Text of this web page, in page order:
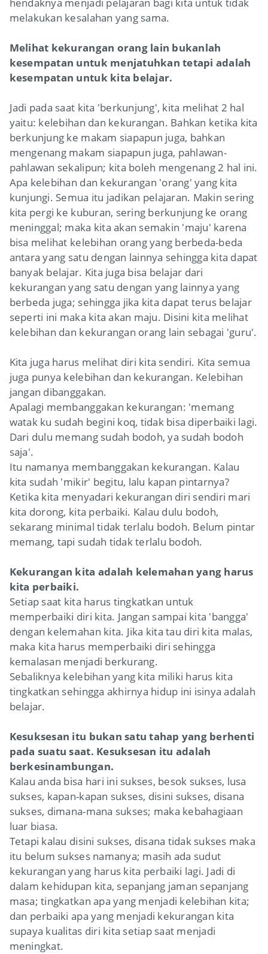
hendaknya menjadi pelajaran bagi kita untuk tidak
melakukan kesalahan yang sama.
Melihat kekurangan orang lain bukanlah
kesempatan untuk menjatuhkan tetapi adalah
kesempatan untuk kita belajar.
Jadi pada saat kita 'berkunjung', kita melihat 2 hal
yaitu: kelebihan dan kekurangan. Bahkan ketika kita
berkunjung ke makam siapapun juga, bahkan
mengenang makam siapapun juga, pahlawan-
pahlawan sekalipun; kita boleh mengenang 2 hal ini.
Apa kelebihan dan kekurangan 'orang' yang kita
kunjungi. Semua itu jadikan pelajaran. Makin sering
kita pergi ke kuburan, sering berkunjung ke orang
meninggal; maka kita akan semakin 'maju' karena
bisa melihat kelebihan orang yang berbeda-beda
antara yang satu dengan lainnya sehingga kita dapat
banyak belajar. Kita juga bisa belajar dari
kekurangan yang satu dengan yang lainnya yang
berbeda juga; sehingga jika kita dapat terus belajar
seperti ini maka kita akan maju. Disini kita melihat
kelebihan dan kekurangan orang lain sebagai 'guru'.
Kita juga harus melihat diri kita sendiri. Kita semua
juga punya kelebihan dan kekurangan. Kelebihan
jangan dibanggakan.
Apalagi membanggakan kekurangan: 'memang
watak ku sudah begini koq, tidak bisa diperbaiki lagi.
Dari dulu memang sudah bodoh, ya sudah bodoh
saja'.
Itu namanya membanggakan kekurangan. Kalau
kita sudah 'mikir' begitu, lalu kapan pintarnya?
Ketika kita menyadari kekurangan diri sendiri mari
kita dorong, kita perbaiki. Kalau dulu bodoh,
sekarang minimal tidak terlalu bodoh. Belum pintar
memang, tapi sudah tidak terlalu bodoh.
Kekurangan kita adalah kelemahan yang harus
kita perbaiki.
Setiap saat kita harus tingkatkan untuk
memperbaiki diri kita. Jangan sampai kita 'bangga'
dengan kelemahan kita. Jika kita tau diri kita malas,
maka kita harus memperbaiki diri sehingga
kemalasan menjadi berkurang.
Sebaliknya kelebihan yang kita miliki harus kita
tingkatkan sehingga akhirnya hidup ini isinya adalah
belajar.
Kesuksesan itu bukan satu tahap yang berhenti
pada suatu saat. Kesuksesan itu adalah
berkesinambungan.
Kalau anda bisa hari ini sukses, besok sukses, lusa
sukses, kapan-kapan sukses, disini sukses, disana
sukses, dimana-mana sukses; maka kebahagiaan
luar biasa.
Tetapi kalau disini sukses, disana tidak sukses maka
itu belum sukses namanya; masih ada sudut
kekurangan yang harus kita perbaiki lagi. Jadi di
dalam kehidupan kita, sepanjang jaman sepanjang
masa; tingkatkan apa yang menjadi kelebihan kita;
dan perbaiki apa yang menjadi kekurangan kita
supaya kualitas diri kita setiap saat menjadi
meningkat.